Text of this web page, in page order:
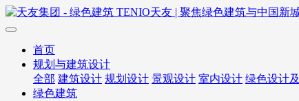
首页
规划与建筑设计
全部 建筑设计 规划设计 景观设计 室内设计 绿色设计
绿色建筑